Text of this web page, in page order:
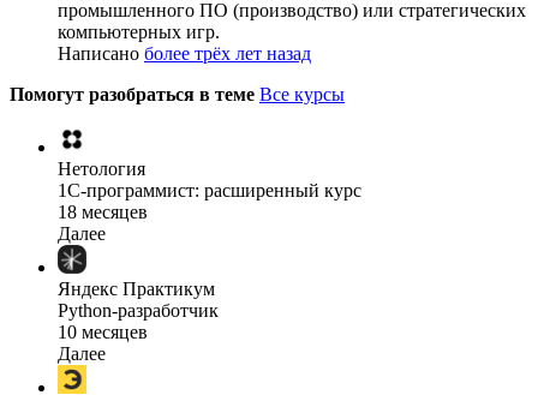
промышленного ПО (производство) или стратегических
компьютерных игр.
Написано более трёх лет назад
Помогут разобраться в теме Все курсы
Нетология
1C-программист: расширенный курс
18 месяцев
Далее
Яндекс Практикум
Python-разработчик
10 месяцев
Далее